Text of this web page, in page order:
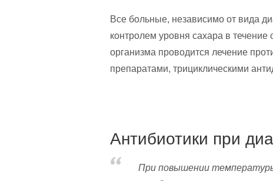
Все больные, независимо от вида
контролем уровня сахара в
организма проводится лечение
препаратами, трициклическими
Антибиотики при
При повышении